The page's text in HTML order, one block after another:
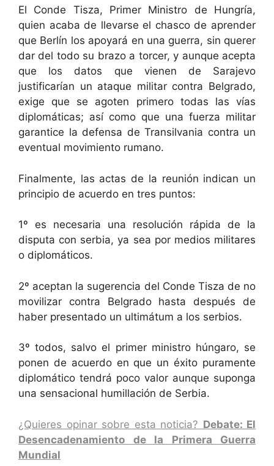
El Conde Tisza, Primer Ministro de Hungría,
quien acaba de llevarse el chasco de aprender
que Berlín los apoyará en una guerra, sin querer
dar del todo su brazo a torcer, y aunque acepta
que los datos que vienen de Sarajevo
justificarían un ataque militar contra Belgrado,
exige que se agoten primero todas las vías
diplomáticas; así como que una fuerza militar
garantice la defensa de Transilvania contra un
eventual movimiento rumano.
Finalmente, las actas de la reunión indican un
principio de acuerdo en tres puntos:
1º es necesaria una resolución rápida de la
disputa con serbia, ya sea por medios militares
o diplomáticos.
2º aceptan la sugerencia del Conde Tisza de no
movilizar contra Belgrado hasta después de
haber presentado un ultimátum a los serbios.
3º todos, salvo el primer ministro húngaro, se
ponen de acuerdo en que un éxito puramente
diplomático tendrá poco valor aunque suponga
una sensacional humillación de Serbia.
¿Quieres opinar sobre esta noticia? Debate: El
Desencadenamiento de la Primera Guerra
Mundial